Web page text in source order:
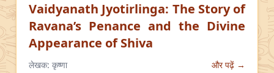
Vaidyanath Jyotirlinga: The Story of
Ravana’s Penance and the Divine
Appearance of Shiva
लेखक: कृष्णा और पढ़ें →